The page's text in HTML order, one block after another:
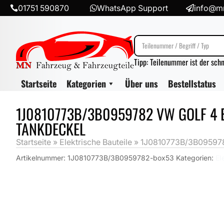
01751 590870 WhatsApp Support 
Tipp: Teilenummer ist der
Startseite Kategorien Über uns Bestellstatus
1J0810773B/3B0959782 VW GOLF 4
TANKDECKEL
Startseite » Elektrische Bauteile » 1J0810773B/
Artikelnummer: 1J0810773B/3B0959782-box53 Kategorien: